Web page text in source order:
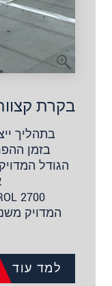
בקרת
בתהליך
בזמן
הגודל
המדויק
למד עוד